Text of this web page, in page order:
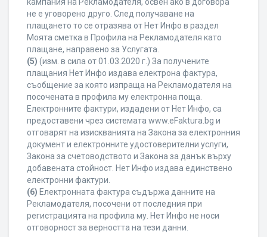
не е уговорено друго. След получаване на
плащането то се отразява от Нет Инфо в раздел
Моята сметка в Профила на Рекламодателя като
плащане, направено за Услугата.
(5) (изм. в сила от 01.03.2020 г.) За получените
плащания Нет Инфо издава електрона фактура,
съобщение за която изпраща на Рекламодателя на
посочената в профила му електронна поща.
Електронните фактури, издадени от Нет Инфо, са
предоставени чрез системата www.eFaktura.bg и
отговарят на изискванията на Закона за електронния
документ и електронните удостоверителни услуги,
Закона за счетоводството и Закона за данък върху
добавената стойност. Нет Инфо издава единствено
електронни фактури.
(6) Електронната фактура съдържа данните на
Рекламодателя, посочени от последния при
регистрацията на профила му. Нет Инфо не носи
отговорност за верността на тези данни.